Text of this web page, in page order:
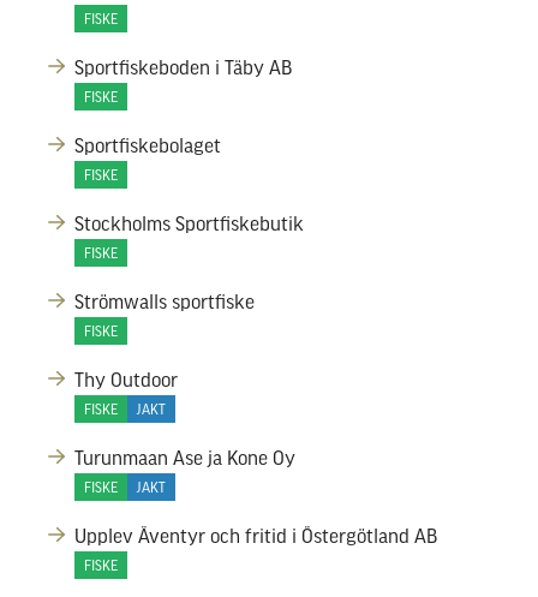
FISKE
Sportfiskeboden i Täby AB
FISKE
Sportfiskebolaget
FISKE
Stockholms Sportfiskebutik
FISKE
Strömwalls sportfiske
FISKE
Thy Outdoor
FISKE JAKT
Turunmaan Ase ja Kone Oy
FISKE JAKT
Upplev Äventyr och fritid i Östergötland AB
FISKE